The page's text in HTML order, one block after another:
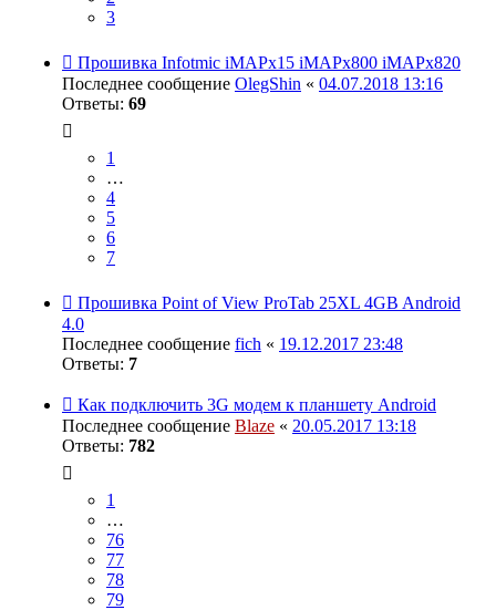
3
Прошивка Infotmic iMAPx15 iMAPx800 iMAPx820
Последнее сообщение OlegShin « 04.07.2018 13:16
Ответы: 69
1
…
4
5
6
7
Прошивка Point of View ProTab 25XL 4GB Android
4.0
Последнее сообщение fich « 19.12.2017 23:48
Ответы: 7
Как подключить 3G модем к планшету Android
Последнее сообщение Blaze « 20.05.2017 13:18
Ответы: 782
1
…
76
77
78
79